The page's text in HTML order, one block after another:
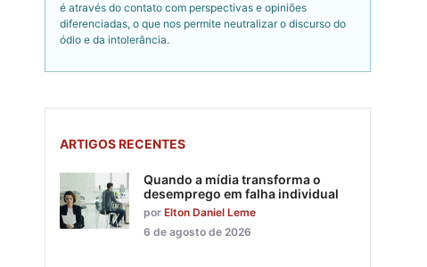
é através do contato com perspectivas e opiniões
diferenciadas, o que nos permite neutralizar o discurso do
ódio e da intolerância.
ARTIGOS RECENTES
Quando a mídia transforma o
desemprego em falha individual
por Elton Daniel Leme
6 de agosto de 2026